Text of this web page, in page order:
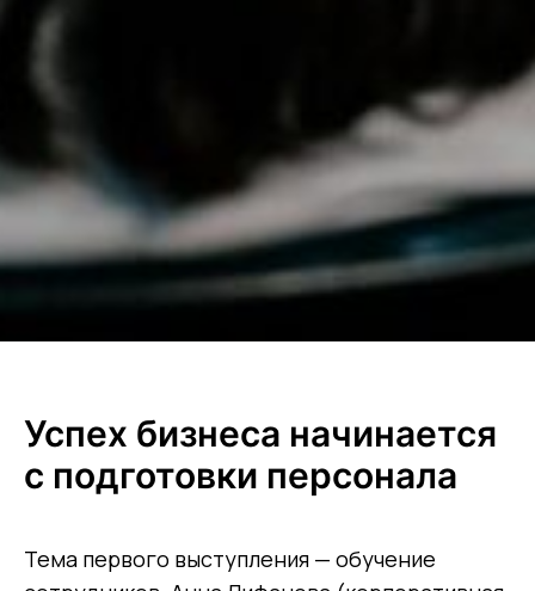
Успех бизнеса начинается
с подготовки персонала
Тема первого выступления — обучение